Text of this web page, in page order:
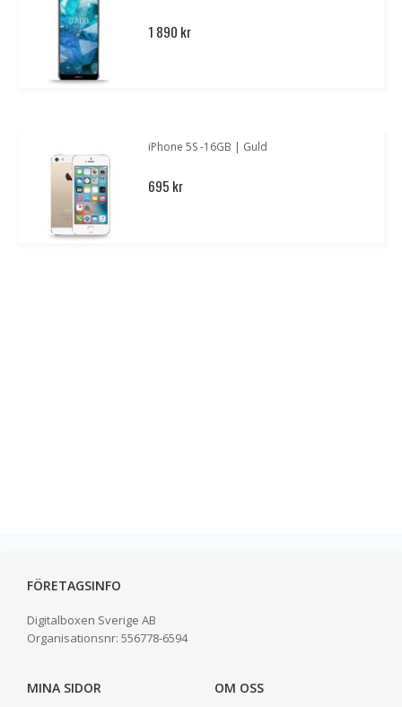
1 890 kr
iPhone 5S -16GB | Guld
695 kr
FÖRETAGSINFO
Digitalboxen Sverige AB
Organisationsnr: 556778-6594
MINA SIDOR OM OSS